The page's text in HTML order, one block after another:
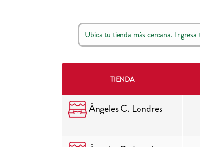
TIENDA
Ángeles C. Londres